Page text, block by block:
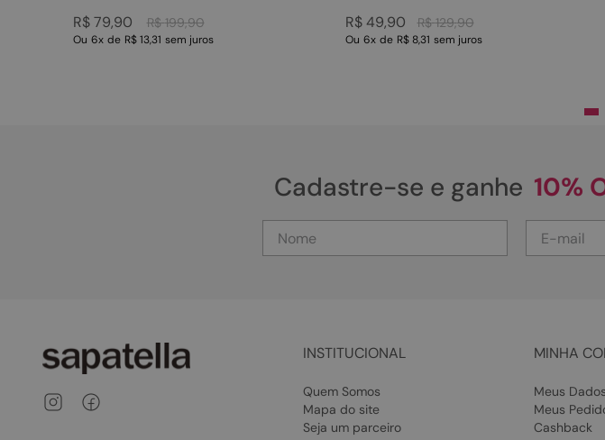
R$ 199,90
R$ 79,90
Ou 6x de R$ 13,31 sem juros
R$ 129,90
R$ 49,90
Ou 6x de R$ 8,31 sem juros
Cadastre-se e ganhe 10%
INSTITUCIONAL
Quem Somos
Mapa do site
Seja um parceiro
MINHA
Meus Dados
Meus
Cashback